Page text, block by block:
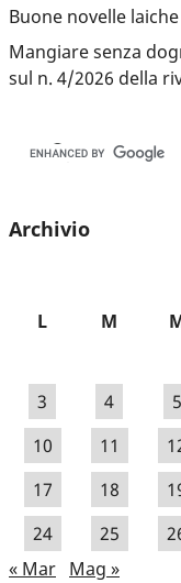
Buone novelle laiche
Mangiare senza
sul n. 4/2026 della
Archivio
L M
3
4 5
10
11
17
18
24
25
« Mar Mag »